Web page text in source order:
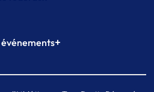
Formation
+
de Paris indoor